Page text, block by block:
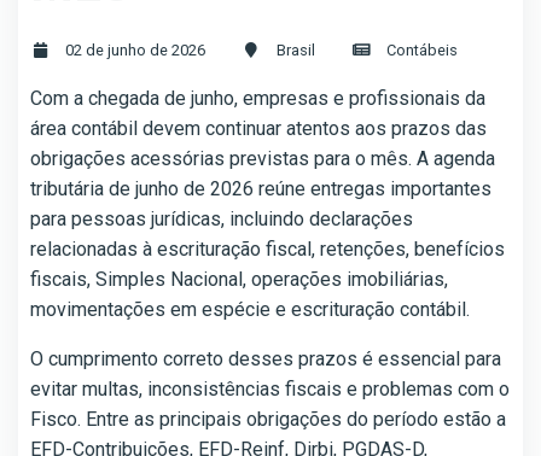
02 de junho de 2026 Brasil Contábeis
Com a chegada de junho, empresas e profissionais da
área contábil devem continuar atentos aos prazos das
obrigações acessórias previstas para o mês. A agenda
tributária de junho de 2026 reúne entregas importantes
para pessoas jurídicas, incluindo declarações
relacionadas à escrituração fiscal, retenções, benefícios
fiscais, Simples Nacional, operações imobiliárias,
movimentações em espécie e escrituração contábil.
O cumprimento correto desses prazos é essencial para
evitar multas, inconsistências fiscais e problemas com o
Fisco. Entre as principais obrigações do período estão a
EFD-Contribuições, EFD-Reinf, Dirbi, PGDAS-D,